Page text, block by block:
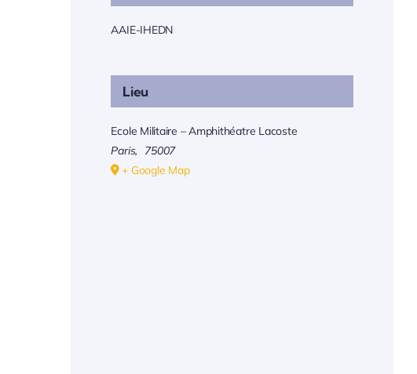
AAIE-IHEDN
Lieu
Ecole Militaire – Amphithéatre Lacoste
Paris,
75007
+ Google Map